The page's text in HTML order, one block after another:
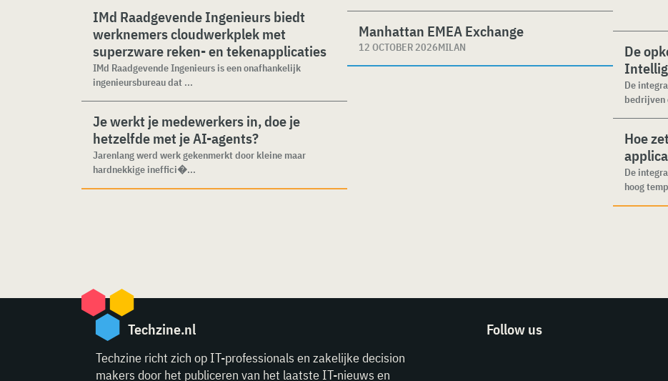
IMd Raadgevende Ingenieurs biedt
werknemers cloudwerkplek met
superzware reken- en tekenapplicaties
IMd Raadgevende Ingenieurs is een onafhankelijk
ingenieursbureau dat ...
Je werkt je medewerkers in, doe je
hetzelfde met je AI-agents?
Jarenlang werd werk gekenmerkt door kleine maar
hardnekkige ineffici�...
Manhattan EMEA Exchange
12 OCTOBER 2026MILAN
De
De
bedrijven
Hoe
De
hoog
Techzine.nl
Techzine richt zich op IT-professionals en zakelijke decision
makers door het publiceren van het laatste IT-nieuws en
Follow us